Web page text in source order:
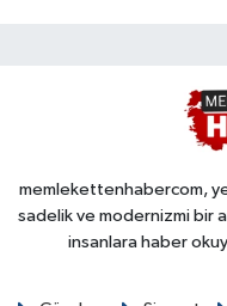
memlekettenhabercom,
sadelik ve modernizmi bir
insanlara haber